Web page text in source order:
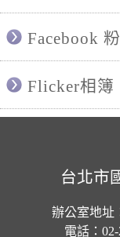
Facebook
Flicker相簿
台北市
辦公室地址
電話：